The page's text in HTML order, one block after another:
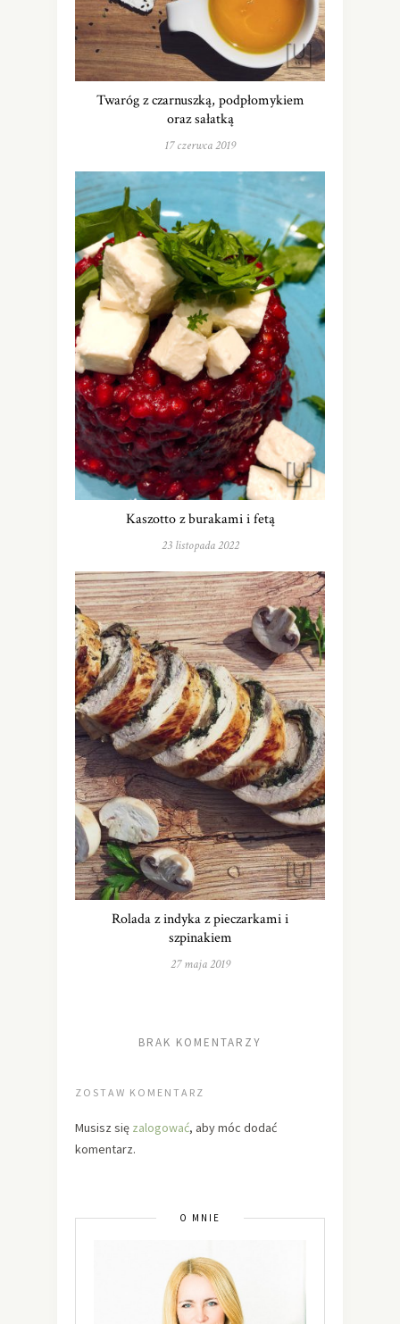
Twaróg z czarnuszką, podpłomykiem
oraz sałatką
17 czerwca 2019
Kaszotto z burakami i fetą
23 listopada 2022
Rolada z indyka z pieczarkami i
szpinakiem
27 maja 2019
BRAK KOMENTARZY
ZOSTAW KOMENTARZ
Musisz się zalogować, aby móc dodać
komentarz.
O MNIE